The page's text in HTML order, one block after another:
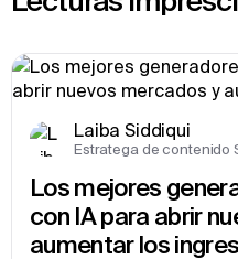
Laiba Siddiqui
Estratega de contenido
Los mejores
con IA para abrir
aumentar los